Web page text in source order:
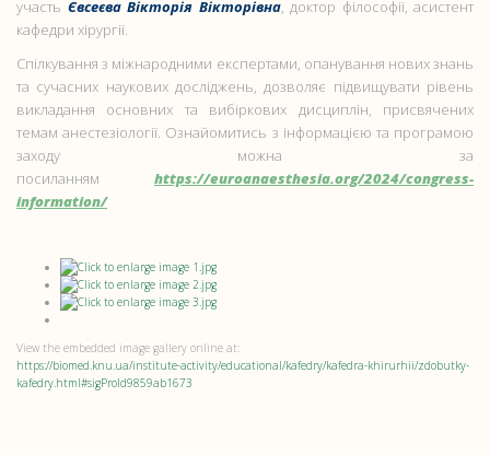
участь Євсеєва Вікторія Вікторівна, доктор філософії, асистент
кафедри хірургії.
Спілкування з міжнародними експертами, опанування нових знань
та сучасних наукових досліджень, дозволяє підвищувати рівень
викладання основних та вибіркових дисциплін, присвячених
темам анестезіології. Ознайомитись з інформацією та програмою
заходу можна за
посиланням https://euroanaesthesia.org/2024/congress-
information/
View the embedded image gallery online at:
https://biomed.knu.ua/institute-activity/educational/kafedry/kafedra-khirurhii/zdobutky-
kafedry.html#sigProId9859ab1673